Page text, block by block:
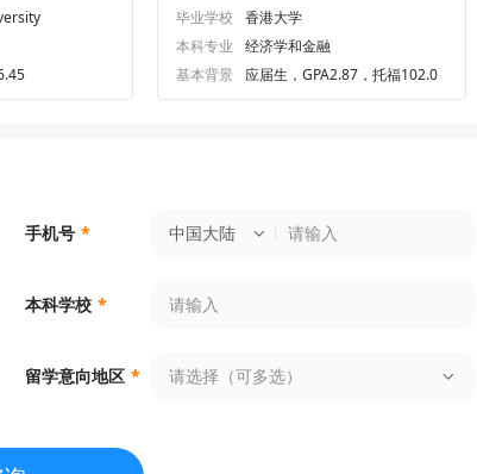
毕业学校
香港大学
本科专业
经济学和金融
基本背景
应届生，GPA2.87，托福102.0
手机号 * 中国大陆
本科学校 *
留学意向地区 * 请选择（可多选）